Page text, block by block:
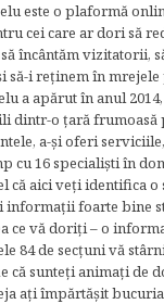
este o plaformă
cei care ar dori să
încântăm vizitatorii,
să-i reţinem în
a apărut în anul
dintr-o ţară frumoasă
a-şi oferi
cu 16 specialişti în
că aici veţi identifica o
informaţii foarte bine
ce vă doriţi – o
84 de secțuni vă
că sunteţi animaţi de
aţi împărtăşit